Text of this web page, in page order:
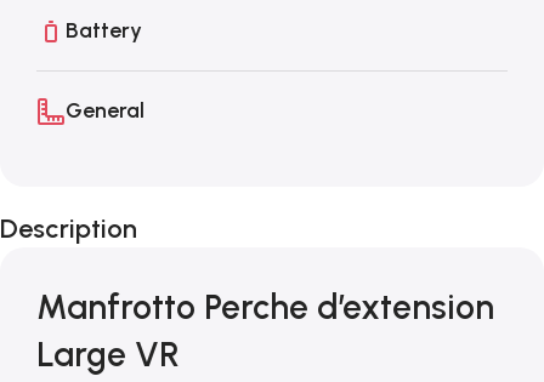
Battery
General
Description
Manfrotto Perche d’extension
Large VR